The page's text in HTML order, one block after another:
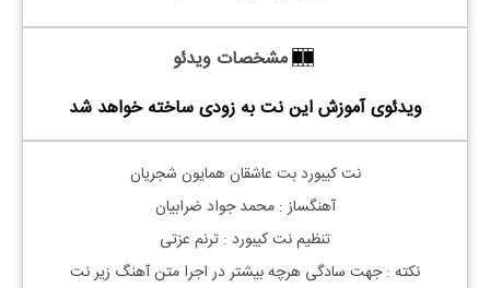
مشخصات ویدئو
ویدئوی آموزش این نت به زودی ساخته خواهد شد
نتکیبورد بت عاشقان همایون شجریان
آهنگساز : محمد جواد ضرابیان
تنظیم نتکیبورد : ترنم عزتی
نکته : جهت سادگی هرچه بیشتر در اجرا متن آهنگ زیر نت